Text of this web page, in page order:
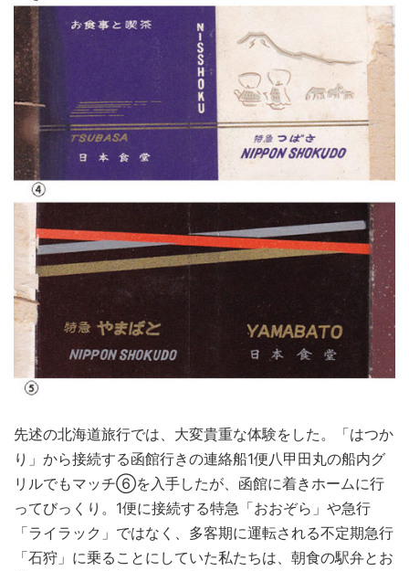
先述の北海道旅行では、大変貴重な体験をした。「はつか
り」から接続する函館行きの連絡船1便八甲田丸の船内グ
リルでもマッチ⑥を入手したが、函館に着きホームに行
ってびっくり。1便に接続する特急「おおぞら」や急行
「ライラック」ではなく、多客期に運転される不定期急行
「石狩」に乗ることにしていた私たちは、朝食の駅弁とお